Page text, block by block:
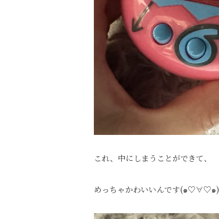
これ、中にしまうことができて、
めっちゃかわいいんです(๑♡∀♡๑)